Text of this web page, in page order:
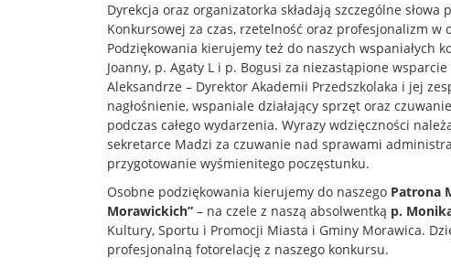
Dyrekcja oraz organizatorka składają szczególne
Konkursowej za czas, rzetelność oraz profesjonalizm w
Podziękowania kierujemy też do naszych wspaniałych
Joanny, p. Agaty L i p. Bogusi za niezastąpione
Aleksandrze – Dyrektor Akademii Przedszkolaka i jej
nagłośnienie, wspaniale działający sprzęt oraz
podczas całego wydarzenia. Wyrazy wdzięczności
sekretarce Madzi za czuwanie nad sprawami
przygotowanie wyśmienitego poczęstunku.
Osobne podziękowania kierujemy do naszego Patrona
Morawickich” – na czele z naszą absolwentką p.
Kultury, Sportu i Promocji Miasta i Gminy Morawica.
profesjonalną fotorelację z naszego konkursu.